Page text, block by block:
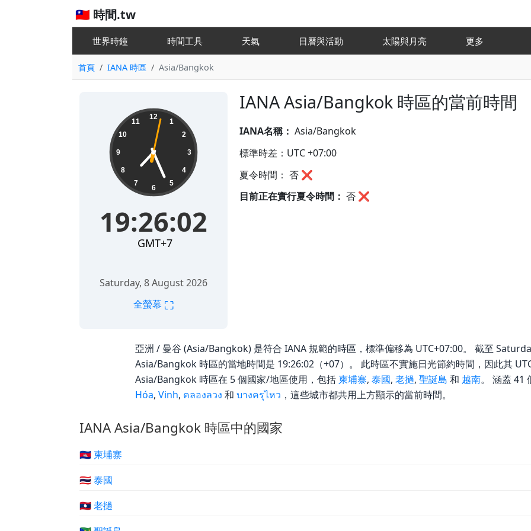
🇹🇼 時間.tw
世界時鐘 時間工具 天氣 日曆與活動 太陽與月亮
首頁 IANA 時區 Asia/Bangkok
IANA Asia/Bangkok 時區的當前時間
19:26:02 12
1
2
3
4
5
6
7
8
9
10
11
19:26:02
GMT+7
Saturday, 8 August 2026
全螢幕 ⛶
IANA名稱： Asia/Bangkok
標準時差：UTC +07:00
夏令時間： 否 ❌
目前正在實行夏令時間： 否 ❌
亞洲 / 曼谷 (Asia/Bangkok) 是符合 IANA 規範的時區，標準偏移為 UTC+07:00。 截至
Asia/Bangkok 時區的當地時間是 19:26:02（+07）。 此時區不實施日光節約時間，因此其
Asia/Bangkok 時區在 5 個國家/地區使用，包括 柬埔寨, 泰國, 老撾, 聖誕島 和 越南。 涵蓋 41
Hóa, Vinh, คลองลวง 和 บางครุไหว ，這些城市都共用上方顯示的當前時間。
IANA Asia/Bangkok 時區中的國家
🇰🇭 柬埔寨
🇹🇭 泰國
🇱🇦 老撾